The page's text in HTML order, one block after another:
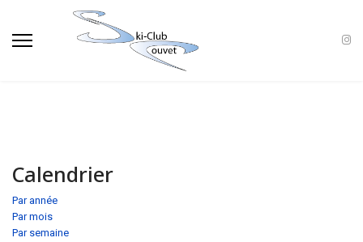
Calendrier
Par année
Par mois
Par semaine